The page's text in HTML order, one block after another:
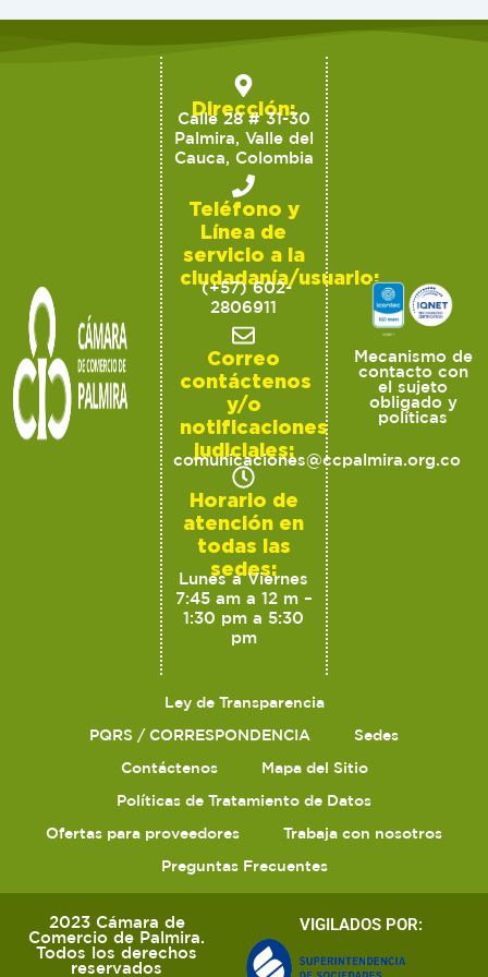
Dirección:
Calle 28 # 31-30
Palmira, Valle del
Cauca, Colombia
Teléfono y
Línea de
servicio a la
ciudadanía/usuario:
(+57) 602-
2806911
Correo
contáctenos
y/o
notificaciones
judiciales:
comunicaciones@ccpalmira.org.co
Horario de
atención en
todas las
sedes:
Lunes a Viernes
7:45 am a 12 m –
1:30 pm a 5:30
pm
Mecanismo de
contacto con
el sujeto
obligado y
políticas
Ley de Transparencia
PQRS / CORRESPONDENCIA
Sedes
Contáctenos
Mapa del Sitio
Políticas de Tratamiento de Datos
Ofertas para proveedores
Trabaja con nosotros
Preguntas Frecuentes
2023 Cámara de
Comercio de Palmira.
Todos los derechos
reservados
VIGILADOS POR: